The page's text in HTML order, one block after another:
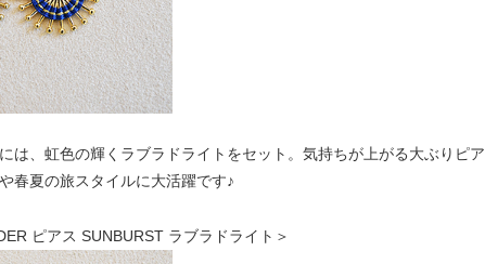
は、虹色の輝くラブラドライトをセット。気持ちが上がる大ぶりピア
春夏の旅スタイルに大活躍です♪
ピアス SUNBURST ラブラドライト＞